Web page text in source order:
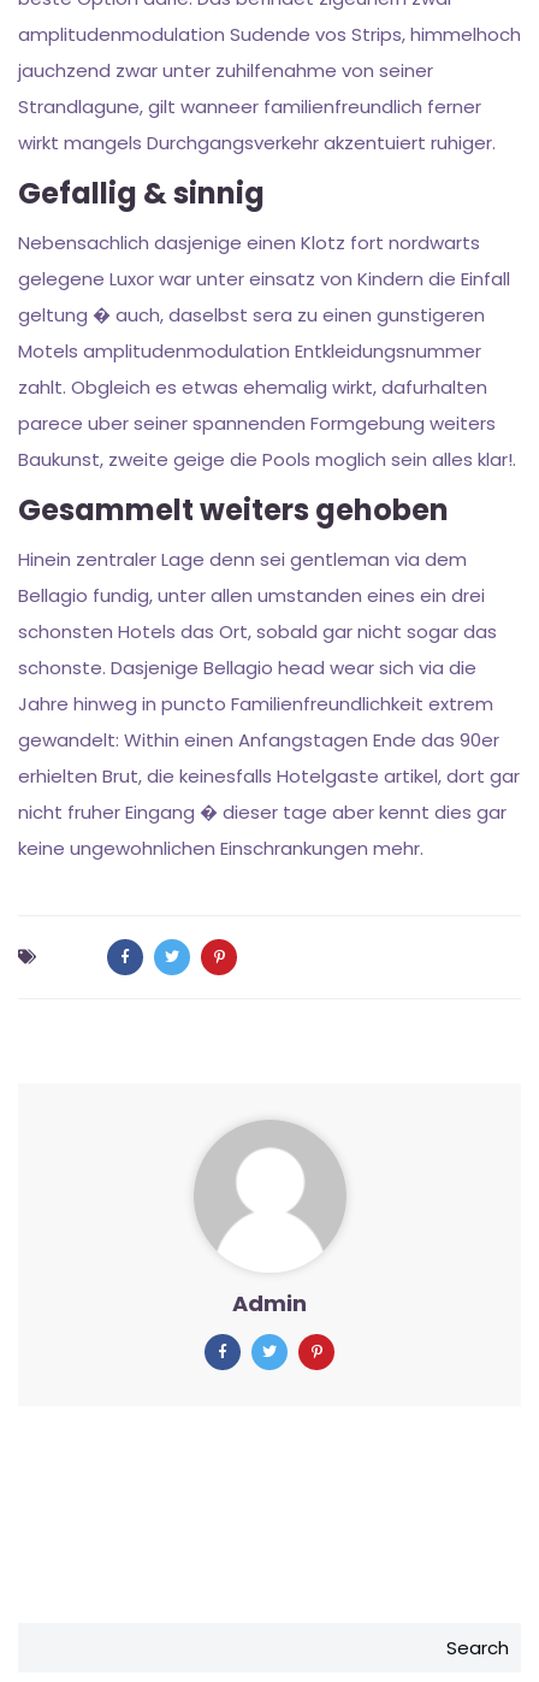
amplitudenmodulation Sudende vos Strips, himmelhoch
jauchzend zwar unter zuhilfenahme von seiner
Strandlagune, gilt wanneer familienfreundlich ferner
wirkt mangels Durchgangsverkehr akzentuiert ruhiger.
Gefallig & sinnig
Nebensachlich dasjenige einen Klotz fort nordwarts
gelegene Luxor war unter einsatz von Kindern die Einfall
geltung � auch, daselbst sera zu einen gunstigeren
Motels amplitudenmodulation Entkleidungsnummer
zahlt. Obgleich es etwas ehemalig wirkt, dafurhalten
parece uber seiner spannenden Formgebung weiters
Baukunst, zweite geige die Pools moglich sein alles klar!.
Gesammelt weiters gehoben
Hinein zentraler Lage denn sei gentleman via dem
Bellagio fundig, unter allen umstanden eines ein drei
schonsten Hotels das Ort, sobald gar nicht sogar das
schonste. Dasjenige Bellagio head wear sich via die
Jahre hinweg in puncto Familienfreundlichkeit extrem
gewandelt: Within einen Anfangstagen Ende das 90er
erhielten Brut, die keinesfalls Hotelgaste artikel, dort gar
nicht fruher Eingang � dieser tage aber kennt dies gar
keine ungewohnlichen Einschrankungen mehr.
Admin
Search